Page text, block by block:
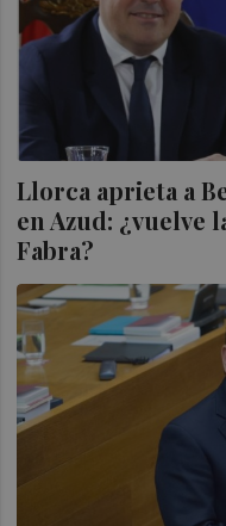
Llorca aprieta a
en Azud: ¿vuelve
Fabra?